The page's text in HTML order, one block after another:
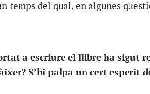
temps del qual, en algunes
a escriure el llibre ha sigut
S’hi palpa un cert esperit